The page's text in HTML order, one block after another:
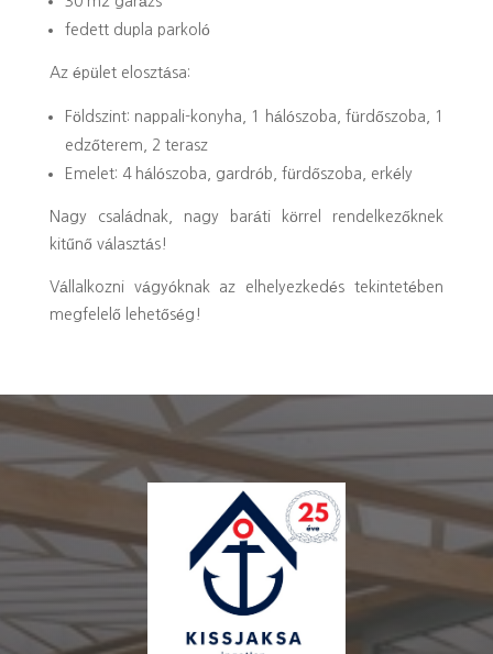
fedett dupla parkoló
Az épület elosztása:
Földszint: nappali-konyha, 1 hálószoba, fürdőszoba, 1
edzőterem, 2 terasz
Emelet: 4 hálószoba, gardrób, fürdőszoba, erkély
Nagy családnak, nagy baráti körrel rendelkezőknek
kitűnő választás!
Vállalkozni vágyóknak az elhelyezkedés tekintetében
megfelelő lehetőség!